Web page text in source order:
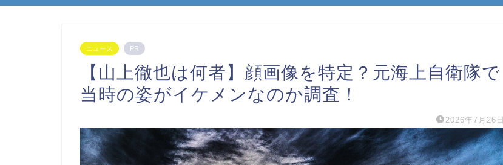
ニュース PR
【山上徹也は何者】顔画像を特定？元海上自衛隊で
当時の姿がイケメンなのか調査！
2026年7月26日